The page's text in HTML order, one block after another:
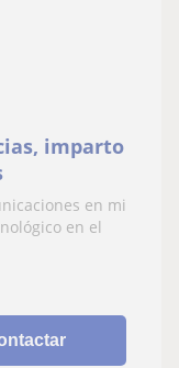
imparto
en mi
en el